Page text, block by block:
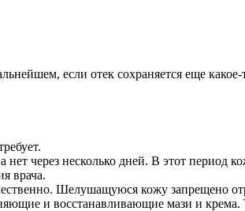
если отек сохраняется еще
нет через несколько дней. В этот период
врача.
Шелушащуюся кожу запрещено
и восстанавливающие мази и крема.